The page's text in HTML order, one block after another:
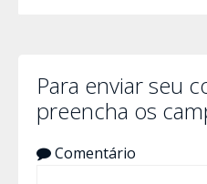
Para enviar seu
preencha os
Comentário